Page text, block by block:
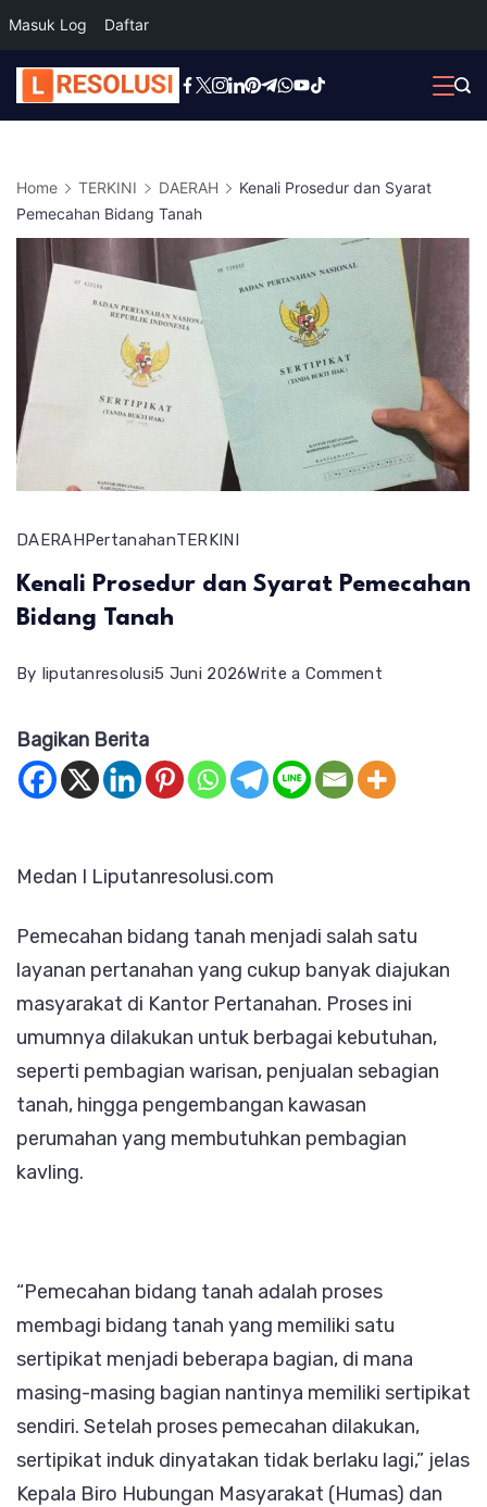
Masuk Log Daftar
Skip
to
Home TERKINI DAERAH
Kenali Prosedur dan Syarat
Pemecahan Bidang Tanah
DAERAHPertanahanTERKINI
Kenali Prosedur dan Syarat Pemecahan
Bidang Tanah
By liputanresolusi5 Juni 2026Write a Commenton
dan
Bagikan Berita
Medan I Liputanresolusi.com
Pemecahan bidang tanah menjadi salah satu
layanan pertanahan yang cukup banyak diajukan
masyarakat di Kantor Pertanahan. Proses ini
umumnya dilakukan untuk berbagai kebutuhan,
seperti pembagian warisan, penjualan sebagian
tanah, hingga pengembangan kawasan
perumahan yang membutuhkan pembagian
kavling.
“Pemecahan bidang tanah adalah proses
membagi bidang tanah yang memiliki satu
sertipikat menjadi beberapa bagian, di mana
masing-masing bagian nantinya memiliki sertipikat
sendiri. Setelah proses pemecahan dilakukan,
sertipikat induk dinyatakan tidak berlaku lagi,” jelas
Kepala Biro Hubungan Masyarakat (Humas) dan